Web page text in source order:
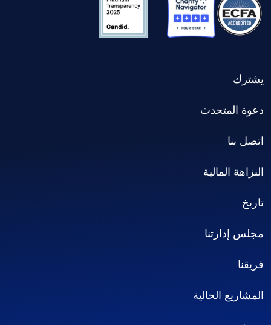
يشترك
دعوة المتحدث
اتصل بنا
النزاهة المالية
تاريخ
مجلس إدارتنا
فريقنا
المشاريع الحالية